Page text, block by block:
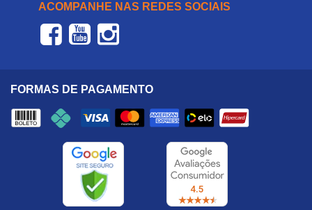
ACOMPANHE NAS REDES SOCIAIS
FORMAS DE PAGAMENTO